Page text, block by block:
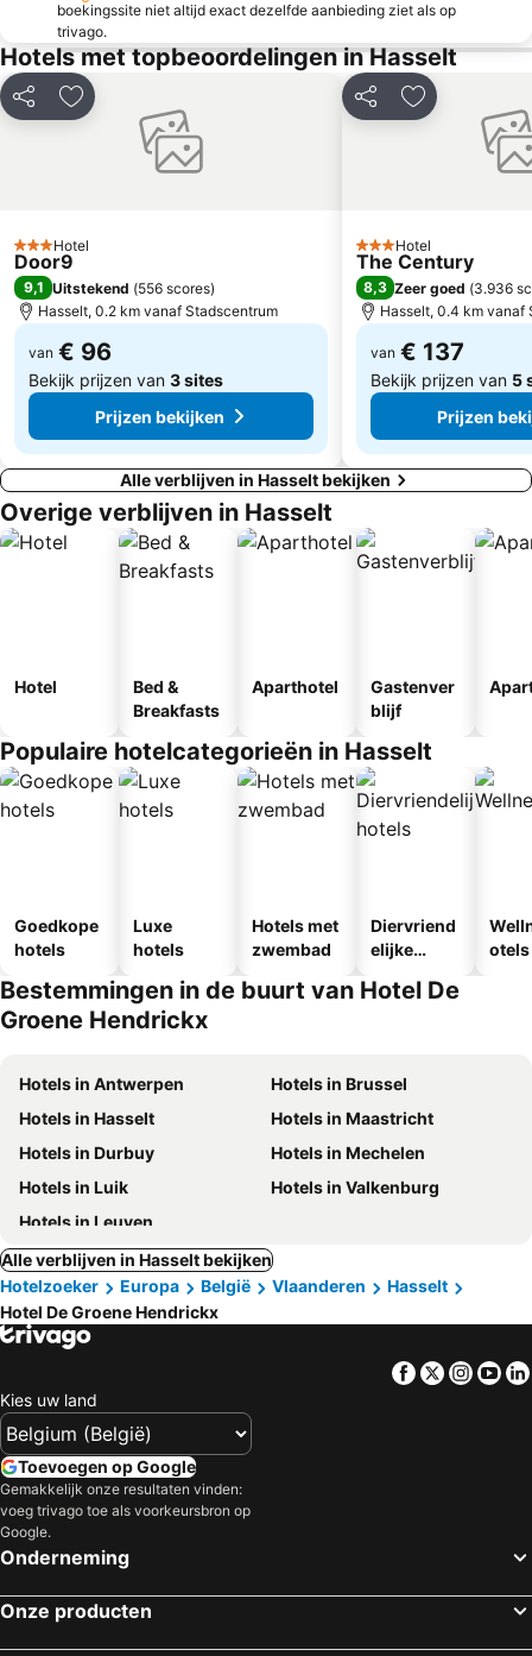
Geusselt Stadium
Fort de Huy
Park Molenheide
Holland Casino Valkenburg
Mont Mosan
Live in Hasselt
Oude Markt
Recreatie- en Natuurpark Keiheuvel
Recreatiepark Hengelhoef
Karting Genk
Maastricht Grotten
Kasteel van Horst
City-tour met de stadstram
Groot Begijnhof
Le Carré
boekingssite niet altijd exact dezelfde aanbieding ziet als op
trivago.
Hotels met topbeoordelingen in Hasselt
Delen Toevoegen aan favorieten
3 Sterren
Hotel
Door9
9,1 Uitstekend (556 scores)
Hasselt, 0.2 km vanaf Stadscentrum
van € 96
Bekijk prijzen van 3 sites
Prijzen bekijken
Delen Toevoegen
3 Sterren
Hotel
The Century
8,3 Zeer goed (3.936
Hasselt, 0.4 km vanaf
van € 137
Bekijk prijzen van 5
Prijzen
Alle verblijven in Hasselt bekijken
Overige verblijven in Hasselt
Hotel
Bed &
Breakfasts
Aparthotel
Gastenver
blijf
Populaire hotelcategorieën in Hasselt
Goedkope
hotels
Luxe
hotels
Hotels met
zwembad
Diervriend
elijke
otels
Bestemmingen in de buurt van Hotel De
Groene Hendrickx
Hotels in Antwerpen
Hotels in Brussel
Hotels in Hasselt
Hotels in Maastricht
Hotels in Durbuy
Hotels in Mechelen
Hotels in Luik
Hotels in Valkenburg
Hotels in Leuven
Alle verblijven in Hasselt bekijken
Hotelzoeker
Europa België Vlaanderen
Hasselt
Hotel De Groene Hendrickx
Facebook
Twitter
Kies uw land
Toevoegen op Google
Gemakkelijk onze resultaten vinden:
voeg trivago toe als voorkeursbron op
Google.
Onderneming
Onze producten